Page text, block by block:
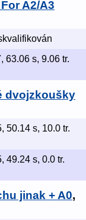
A2/A3
63.06 s, 9.06 tr.
dvojzkoušky
50.14 s, 10.0 tr.
49.24 s, 0.0 tr.
jinak + A0,